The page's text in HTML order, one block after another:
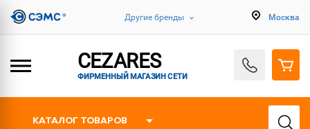
Другие бренды Москва
CEZARES
ФИРМЕННЫЙ МАГАЗИН СЕТИ
КАТАЛОГ ТОВАРОВ